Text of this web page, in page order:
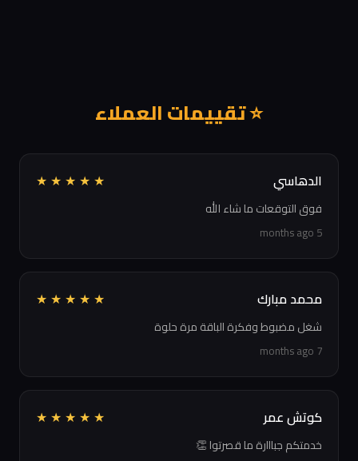
⭐ تقييمات العملاء
الدهاسي ★
★
★
★
★
فوق التوقعات ما شاء الله
5 months ago
محمد مبارك ★
★
★
★
★
شغل مضبوط وفكرة الباقة مرة حلوة
7 months ago
كوتش عمر ★
★
★
★
★
خدمتكم جبااارة ما قصرتوا 👏